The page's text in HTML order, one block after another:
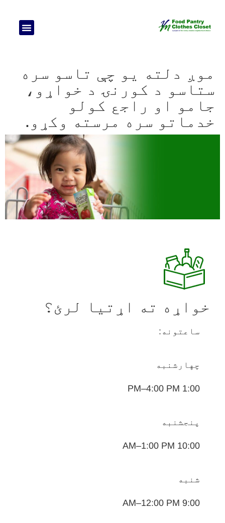
موږ دلته یو چې تاسو سره
ستاسو د کورنۍ د خواړو،
جامو او راجع کولو
خدماتو سره مرسته وکړو.
خواړه ته اړتیا لرئ؟
ساعتونه:
چهارشنبه
1:00 PM–4:00 PM
پنجشنبه
10:00 AM–1:00 PM
شنبه
9:00 AM–12:00 PM